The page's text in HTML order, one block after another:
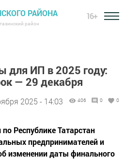
РАЙОНА
район
16+
для ИП в 2025 году:
— 29 декабря
2025 - 14:03 406 0 0
Республике Татарстан
предпринимателей и
изменении даты финального